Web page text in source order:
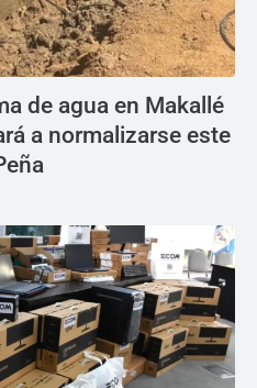
de agua en Makallé
a normalizarse este